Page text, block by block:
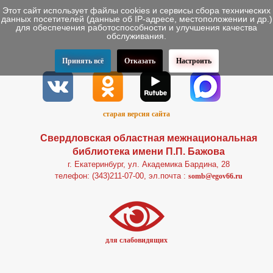
старая версия сайта
Свердловская областная межнациональная
библиотека имени П.П. Бажова
г. Екатеринбург, ул. Академика Бардина, 28
телефон: (343)211-07-00, эл.почта : somb@egov66.ru
для слабовидящих
Этот сайт использует файлы cookies и сервисы сбора технических
данных посетителей (данные об IP-адресе, местоположении и др.)
для обеспечения работоспособности и улучшения качества
обслуживания.
Принять всё Отказать Настроить